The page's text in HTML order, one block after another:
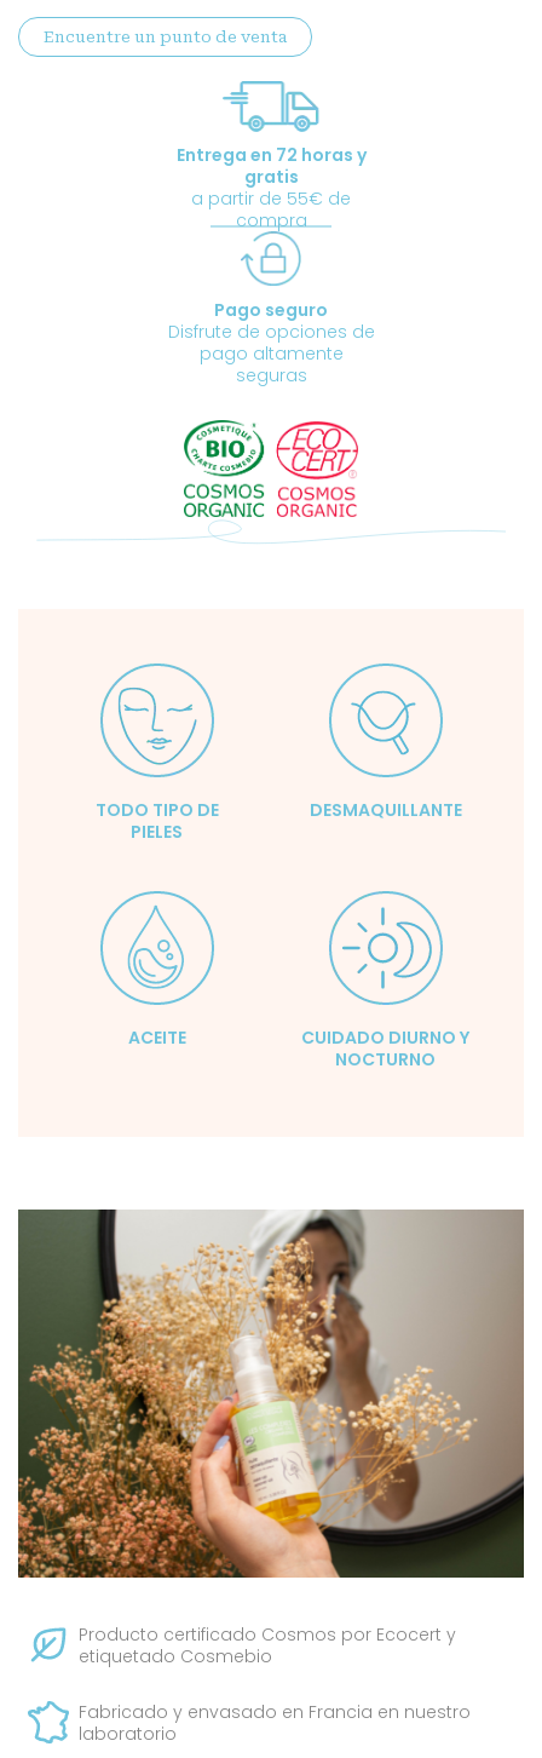
certificado
cantidad
Encuentre un punto de venta
Entrega en 72 horas y
gratis
a partir de 55€ de
compra
Pago seguro
Disfrute de opciones de
pago altamente
seguras
TODO TIPO DE
PIELES
DESMAQUILLANTE
ACEITE
CUIDADO DIURNO Y
NOCTURNO
Producto certificado Cosmos por Ecocert y
etiquetado Cosmebio
Fabricado y envasado en Francia en nuestro
laboratorio